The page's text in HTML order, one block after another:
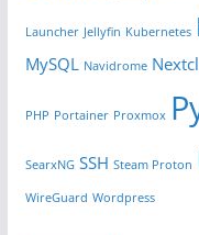
Launcher Jellyfin Kubernetes
MySQL Navidrome
PHP Portainer Proxmox
SearxNG SSH Steam Proton
WireGuard Wordpress